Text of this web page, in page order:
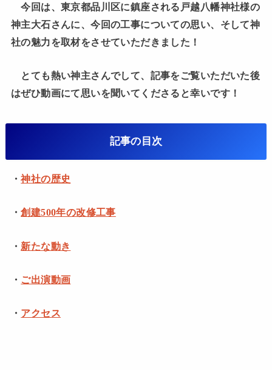
今回は、東京都品川区に鎮座される戸越八幡神社様の
神主大石さんに、今回の工事についての思い、そして神
社の魅力を取材をさせていただきました！
とても熱い神主さんでして、記事をご覧いただいた後
はぜひ動画にて思いを聞いてくださると幸いです！
記事の目次
・神社の歴史
・創建500年の改修工事
・ 新たな動き
・ ご出演動画
・ アクセス